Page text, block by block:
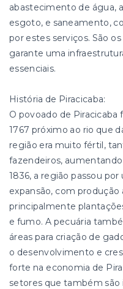
abastecimento de água,
esgoto, e saneamento,
por estes serviços. São
garante uma
essenciais.
História de Piracicaba:
O povoado de Piracicaba
1767 próximo ao rio que
região era muito fértil,
fazendeiros,
1836, a região passou
expansão, com
principalmente
e fumo. A pecuária
áreas para criação de
o desenvolvimento e
forte na economia de
setores que também